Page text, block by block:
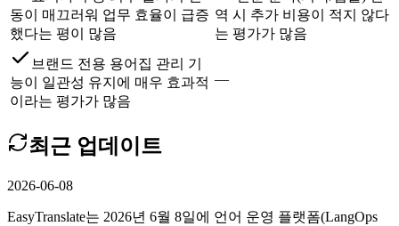
동이 매끄러워 업무 효율이 급증
했다는 평이 많음
역 시 추가 비용이 적지 않다
는 평가가 많음
브랜드 전용 용어집 관리 기
능이 일관성 유지에 매우 효과적
이라는 평가가 많음
—
최근 업데이트
2026-06-08
EasyTranslate는 2026년 6월 8일에 언어 운영 플랫폼(LangOps